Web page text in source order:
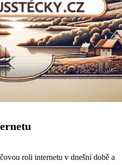
roli internetu v dnešní době a